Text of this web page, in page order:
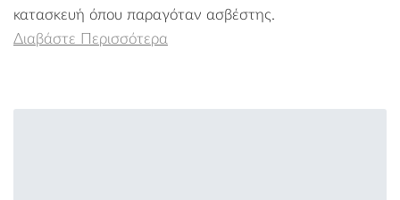
κατασκευή όπου παραγόταν ασβέστης.
Διαβάστε Περισσότερα